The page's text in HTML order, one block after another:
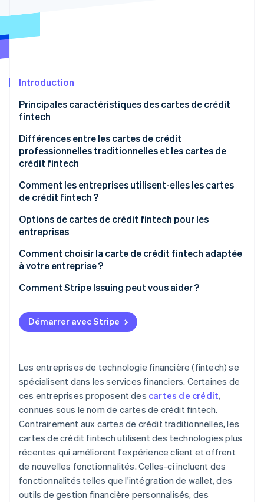
Prévention de la fraude
Climate
Identity
Vérification de l'identité
Stripe Sessions 2026
Découvrez comment Stripe construit l’infrastructure
Regarder la vidéo
Introduction
Principales caractéristiques des cartes de crédit
fintech
Différences entre les cartes de crédit
professionnelles traditionnelles et les cartes de
crédit fintech
Cartes de crédit professionnelles traditionnelles
Comment les entreprises utilisent-elles les cartes
de crédit fintech ?
Start-up et petites entreprises
Entreprises technologiques et spécialisées dans les
logiciels en tant que service (SaaS)
E-commerce et entreprises en ligne
Travailleurs indépendants et entrepreneurs
individuels
Options de cartes de crédit fintech pour les
entreprises
Comment choisir la carte de crédit fintech adaptée
à votre entreprise ?
Évaluer les besoins et les habitudes de dépenses de
Comparer les frais et les taux d’intérêt
Prioriser l’expérience utilisateur et l’intégration
Se renseigner sur le service et l’assistance à la
clientèle
Comment Stripe Issuing peut vous aider ?
Démarrer avec Stripe
Les entreprises de technologie financière (fintech) se
spécialisent dans les services financiers. Certaines de
ces entreprises proposent des cartes de crédit,
connues sous le nom de cartes de crédit fintech.
Contrairement aux cartes de crédit traditionnelles, les
cartes de crédit fintech utilisent des technologies plus
récentes qui améliorent l'expérience client et offrent
de nouvelles fonctionnalités. Celles-ci incluent des
fonctionnalités telles que l'intégration de wallet, des
outils de gestion financière personnalisés, des